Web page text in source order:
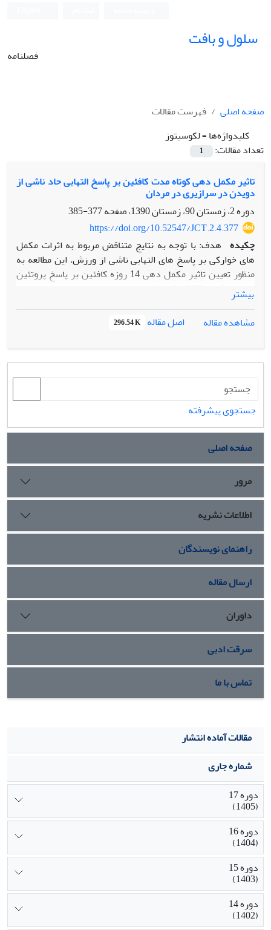
سلول و بافت
فصلنامه
صفحه اصلی
فهرست مقالات
کلیدواژه‌ها =لکوسیتوز
تعداد مقالات:
1
تاثیر مکمل دهی کوتاه مدت کافئین بر پاسخ التهابی حاد ناشی از
دویدن در سرازیری در مردان
دوره 2، زمستان 90، زمستان 1390، صفحه
377-385
https://doi.org/10.52547/JCT.2.4.377
چکیده هدف: با توجه به نتایج متناقض مربوط به اثرات مکمل
های خوارکی بر پاسخ های التهابی ناشی از ورزش، این مطالعه به
منظور تعیین تاثیر مکمل دهی 14 روزه کافئین بر پاسخ پروتئین
غیرورزشکار متعاقب دویدن در سرازیری انجام شد. مواد و روش
دقیقه) در قالب طرح نیمه تجربی و دوسویه کور به طور تصادفی
در دو گروه همگن مکمل و شبه دارو (پنج میلی گرم/ کیلوگرم/
روز) جایگزین شدند. پس از مکمل دهی 14 روزه، آزمودنی ها روی
اکسیژن مصرفی بیشینه دویدند. تغییرات CRP سرمی و تعداد
گلبول های سفید خون طی چهار مرحله (حالت پایه، بعد از دوره
مکمل سازی، بلافاصله و 24 ساعت پس از ورزش) اندازه گیری شد.
داده های نرمال با استفاده از آزمون های تحلیل واریانس مکرر،
پس تعقیبی بونفرونی و تی مستقل در سطح معنی داری 0.05
بررسی شد. نتایج: نتایج حاکی است که مکمل دهی کافئین بر
ورزش به طور معنی داری (Pنتیجه گیری: با توجه به نتایج تحقیق
می توان نتیجه گیری کرد که 14 روز مکمل دهی کافئین احتمالا می
غیرورزشکار متعاقب نیم ساعت دویدن در سرازیری بکاهد.
بیشتر
مشاهده مقاله
اصل مقاله 296.54 K
جستجوی پیشرفته
صفحه اصلی
مرور
اطلاعات نشریه
راهنمای نویسندگان
ارسال مقاله
داوران
سرقت ادبی
تماس با ما
مقالات آماده انتشار
شماره جاری
دوره 17
(1405)
دوره 16
(1404)
دوره 15
(1403)
دوره 14
(1402)